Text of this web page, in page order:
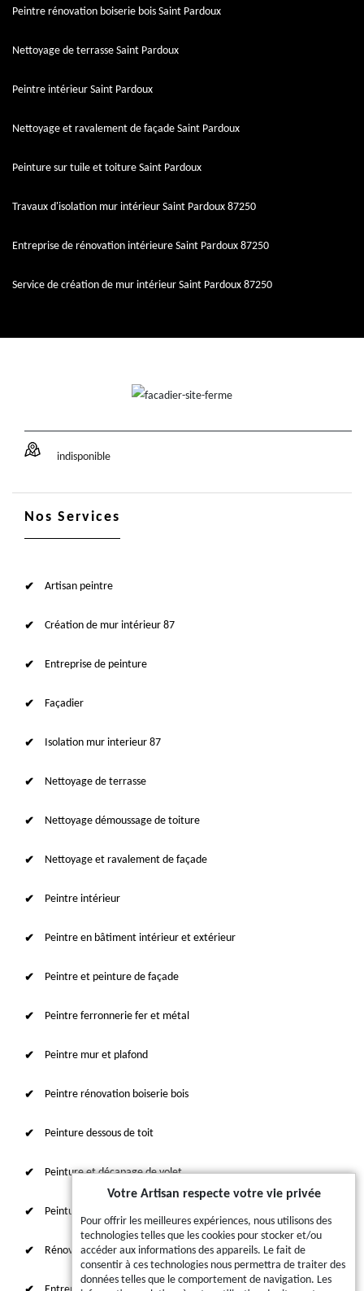
Peintre rénovation boiserie bois Saint Pardoux
Nettoyage de terrasse Saint Pardoux
Peintre intérieur Saint Pardoux
Nettoyage et ravalement de façade Saint Pardoux
Peinture sur tuile et toiture Saint Pardoux
Travaux d'isolation mur intérieur Saint Pardoux 87250
Entreprise de rénovation intérieure Saint Pardoux 87250
Service de création de mur intérieur Saint Pardoux 87250
indisponible
Nos Services
Artisan peintre
Création de mur intérieur 87
Entreprise de peinture
Façadier
Isolation mur interieur 87
Nettoyage de terrasse
Nettoyage démoussage de toiture
Nettoyage et ravalement de façade
Peintre intérieur
Peintre en bâtiment intérieur et extérieur
Peintre et peinture de façade
Peintre ferronnerie fer et métal
Peintre mur et plafond
Peintre rénovation boiserie bois
Peinture dessous de toit
Peinture et décapage de volet
Peinture sur tuile et toiture
Rénovation intérieure 87
Votre Artisan respecte votre vie privée
Pour offrir les meilleures expériences, nous utilisons des
technologies telles que les cookies pour stocker et/ou
accéder aux informations des appareils. Le fait de
consentir à ces technologies nous permettra de traiter des
données telles que le comportement de navigation. Les